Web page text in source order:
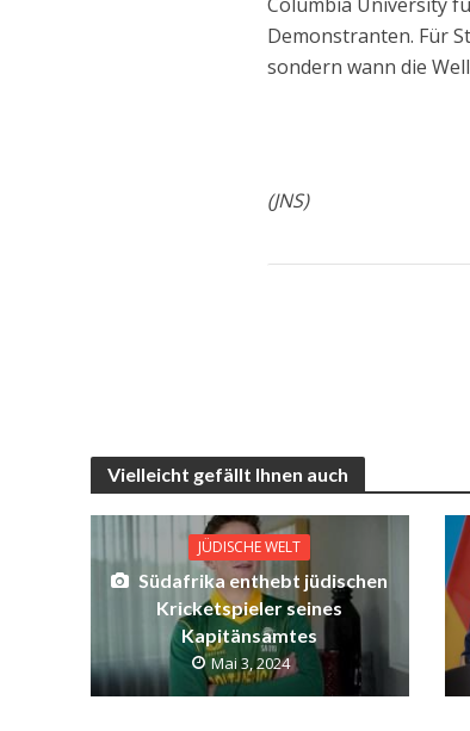
Columbia University
Demonstranten. Für
sondern wann die
(JNS)
Vielleicht gefällt Ihnen auch
JÜDISCHE WELT
Südafrika enthebt jüdischen
Kricketspieler seines
Kapitänsamtes
Mai 3, 2024